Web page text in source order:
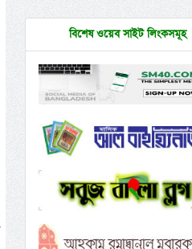
বিশেষ ওয়েব সাইট লিংকসমূহ